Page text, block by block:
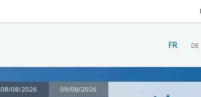
FR DE
08/08/2026 09/08/2026